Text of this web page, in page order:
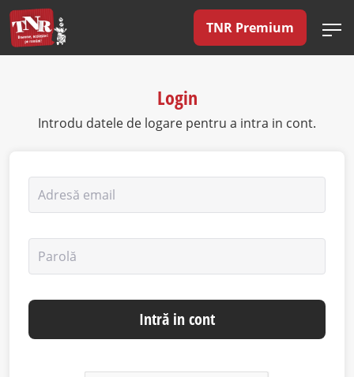
TNR Premium
Login
Introdu datele de logare pentru a intra in cont.
Adresă email
Parolă
Intră in cont